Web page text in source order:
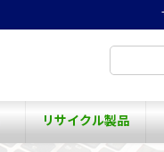
リサイクル製品